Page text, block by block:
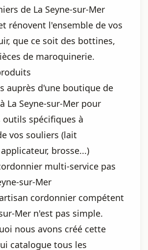
de La Seyne-sur-Mer
rénovent l'ensemble de vos
que ce soit des bottines,
de maroquinerie.
auprès d'une boutique de
La Seyne-sur-Mer pour
outils spécifiques à
vos souliers (lait
brosse...)
multi-service pas
sur-Mer
cordonnier compétent
Mer n'est pas simple.
nous avons créé cette
catalogue tous les